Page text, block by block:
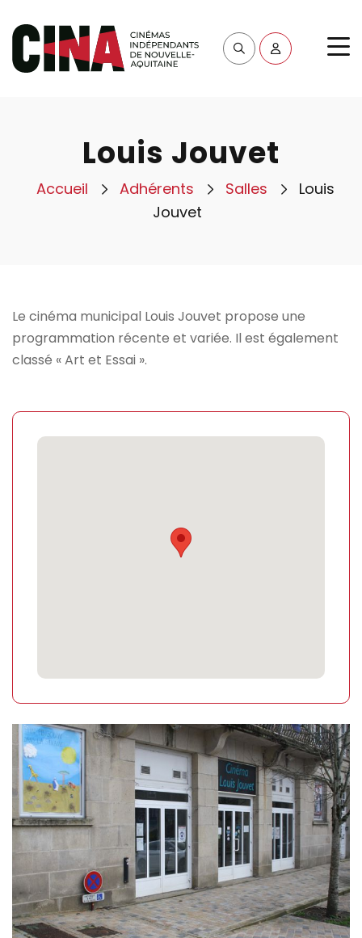
Louis Jouvet
Accueil Adhérents Salles
Louis
Jouvet
Le cinéma municipal Louis Jouvet propose une
programmation récente et variée. Il est également
classé « Art et Essai ».